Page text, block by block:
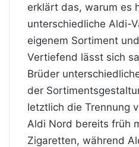
erklärt das, warum es
unterschiedliche Aldi-
eigenem Sortiment
Vertiefend lässt sich
Brüder
der
letztlich die Trennung
Aldi Nord bereits früh
Zigaretten, während